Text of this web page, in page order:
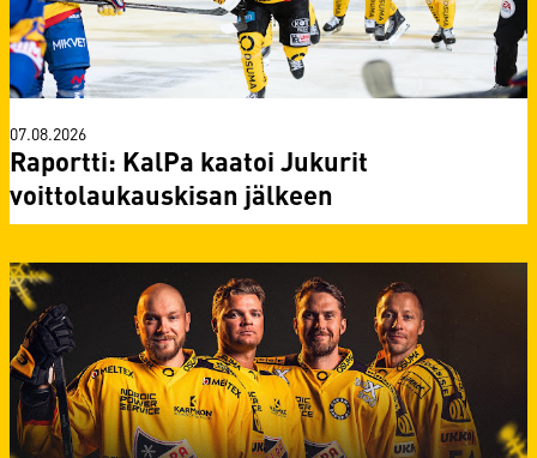
Raportti: KalPa kaatoi Jukurit
voittolaukauskisan jälkeen
07.08.2026